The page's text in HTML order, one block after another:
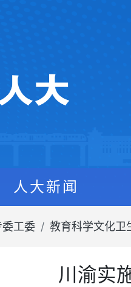
人大新闻
委工委 教育科学文化卫
川渝实